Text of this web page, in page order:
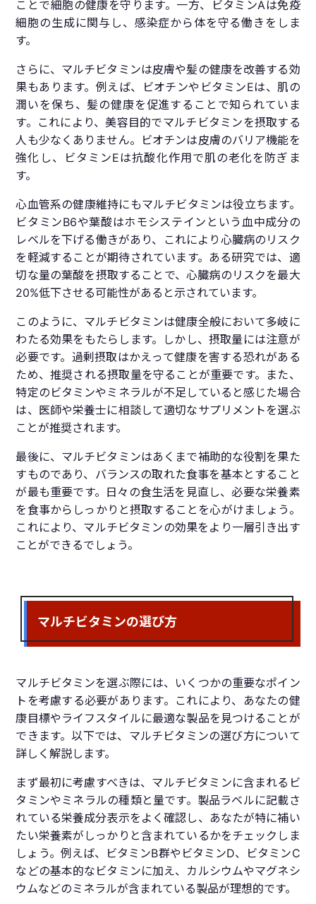
ことで細胞の健康を守ります。一方、ビタミンAは免疫
細胞の生成に関与し、感染症から体を守る働きをしま
す。
さらに、マルチビタミンは皮膚や髪の健康を改善する効
果もあります。例えば、ビオチンやビタミンEは、肌の
潤いを保ち、髪の健康を促進することで知られていま
す。これにより、美容目的でマルチビタミンを摂取する
人も少なくありません。ビオチンは皮膚のバリア機能を
強化し、ビタミンEは抗酸化作用で肌の老化を防ぎま
す。
心血管系の健康維持にもマルチビタミンは役立ちます。
ビタミンB6や葉酸はホモシステインという血中成分の
レベルを下げる働きがあり、これにより心臓病のリスク
を軽減することが期待されています。ある研究では、適
切な量の葉酸を摂取することで、心臓病のリスクを最大
20%低下させる可能性があると示されています。
このように、マルチビタミンは健康全般において多岐に
わたる効果をもたらします。しかし、摂取量には注意が
必要です。過剰摂取はかえって健康を害する恐れがある
ため、推奨される摂取量を守ることが重要です。また、
特定のビタミンやミネラルが不足していると感じた場合
は、医師や栄養士に相談して適切なサプリメントを選ぶ
ことが推奨されます。
最後に、マルチビタミンはあくまで補助的な役割を果た
すものであり、バランスの取れた食事を基本とすること
が最も重要です。日々の食生活を見直し、必要な栄養素
を食事からしっかりと摂取することを心がけましょう。
これにより、マルチビタミンの効果をより一層引き出す
ことができるでしょう。
マルチビタミンの選び方
マルチビタミンを選ぶ際には、いくつかの重要なポイン
トを考慮する必要があります。これにより、あなたの健
康目標やライフスタイルに最適な製品を見つけることが
できます。以下では、マルチビタミンの選び方について
詳しく解説します。
まず最初に考慮すべきは、マルチビタミンに含まれるビ
タミンやミネラルの種類と量です。製品ラベルに記載さ
れている栄養成分表示をよく確認し、あなたが特に補い
たい栄養素がしっかりと含まれているかをチェックしま
しょう。例えば、ビタミンB群やビタミンD、ビタミンC
などの基本的なビタミンに加え、カルシウムやマグネシ
ウムなどのミネラルが含まれている製品が理想的です。